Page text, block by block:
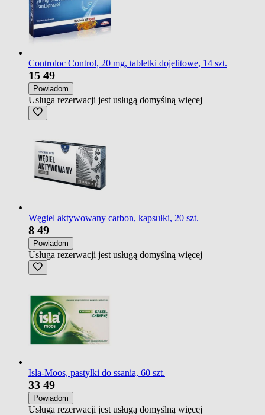
Controloc Control, 20 mg, tabletki dojelitowe, 14 szt.
15 49
Powiadom
Usługa rezerwacji jest usługą domyślną więcej
Węgiel aktywowany carbon, kapsułki, 20 szt.
8 49
Powiadom
Usługa rezerwacji jest usługą domyślną więcej
Isla-Moos, pastylki do ssania, 60 szt.
33 49
Powiadom
Usługa rezerwacji jest usługą domyślną więcej